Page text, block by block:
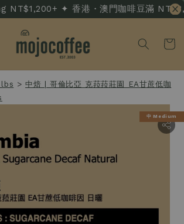
✦ 香港・澳門咖啡豆滿
>中焙 | 哥倫比亞 克菈菈莊園 EA甘蔗低咖
中 Medium